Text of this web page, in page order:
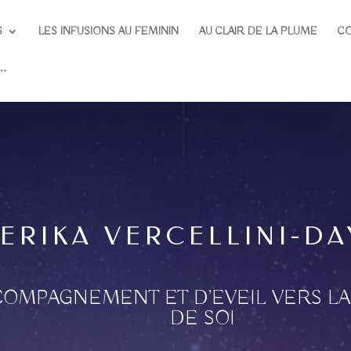
LES INFUSIONS AU FEMININ AU CLAIR DE LA PLUME
ERIKA VERCELLINI-
ET D’EVEIL VERS
DE SOI